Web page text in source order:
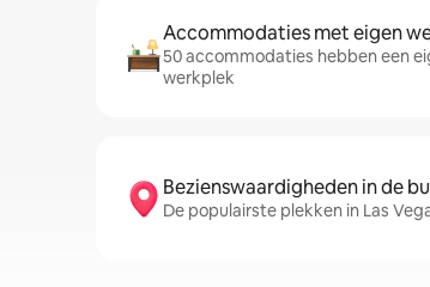
Accommodaties met eigen
50 accommodaties hebben een
werkplek
Bezienswaardigheden in de
De populairste plekken in Las